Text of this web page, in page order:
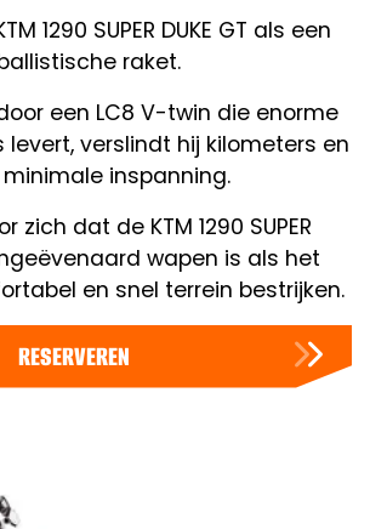
1290 SUPER DUKE GT als een
raket.
een LC8 V-twin die enorme
levert, verslindt hij kilometers en
inspanning.
zich dat de KTM 1290 SUPER
wapen is als het
en snel terrein bestrijken.
RESERVEREN